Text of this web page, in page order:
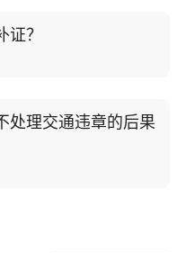
？
处理交通违章的后果